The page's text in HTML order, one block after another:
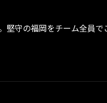
堅守の福岡をチーム全員で